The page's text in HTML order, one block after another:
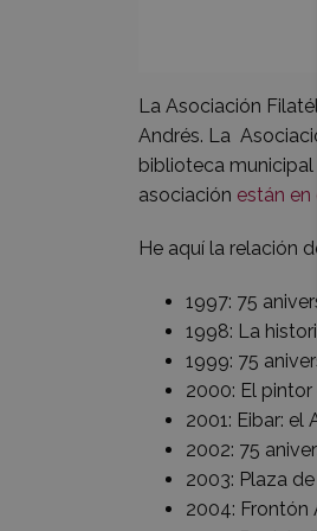
La Asociación
Andrés. La
biblioteca municipal
asociación están
He aquí la relación
1997: 75
1998: La
1999: 75
2000: El pintor
2001: Eibar: el
2002: 75
2003: Plaza
2004: Frontón